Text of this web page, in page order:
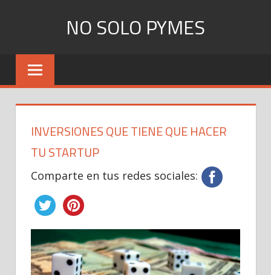
NO SOLO PYMES
Todo
que
necesita
saber
INVERSIONES QUE TIENE QUE HACER
TU STARTUP
Comparte en tus redes sociales: